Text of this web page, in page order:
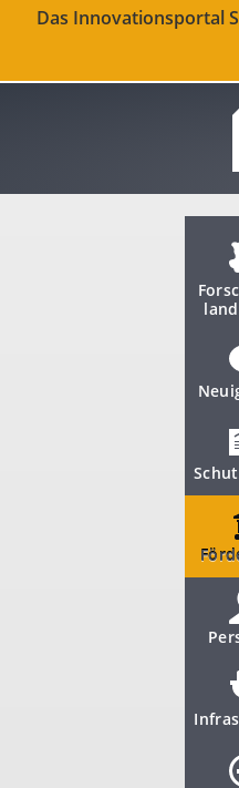
Das Innovationsportal